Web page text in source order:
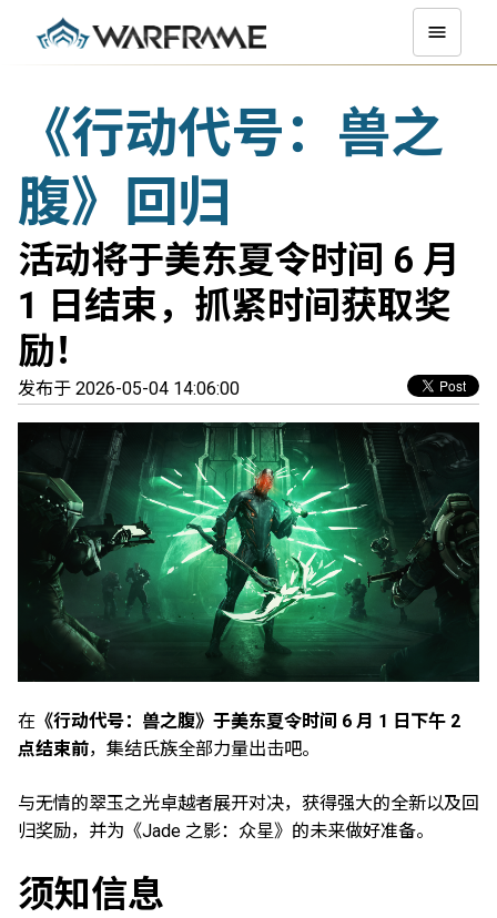
《行动代号：兽之
腹》回归
活动将于美东夏令时间 6 月
1 日结束，抓紧时间获取奖
励！
发布于 2026-05-04 14:06:00
在 《行动代号：兽之腹》于美东夏令时间 6 月 1 日下午 2
点结束前，集结氏族全部力量出击吧。
与无情的翠玉之光卓越者展开对决，获得强大的全新以及回
归奖励，并为《Jade 之影：众星》的未来做好准备。
须知信息